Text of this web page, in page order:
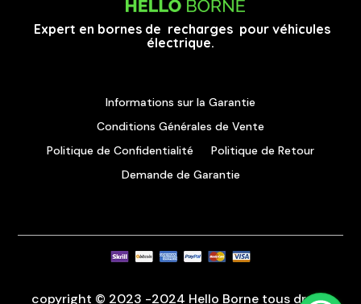
Expert en bornes de recharges pour véhicules
électrique.
Informations sur la Garantie
Conditions Générales de Vente
Politique de Confidentialité
Politique de Retour
Demande de Garantie
copyright © 2023 -2024 Hello Borne tous droits